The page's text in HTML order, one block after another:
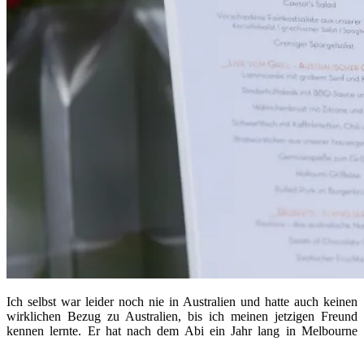
Ich selbst war leider noch nie in Australien und hatte auch keinen
wirklichen Bezug zu Australien, bis ich meinen jetzigen Freund
kennen lernte. Er hat nach dem Abi ein Jahr lang in Melbourne